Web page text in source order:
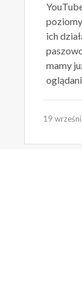
ich
mamy
19